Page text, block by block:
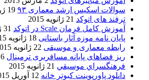
سوالات اسکیس ارشد معماری ۹۳
19 ژوئن 2015
ترفند های اتوکد 21 ژانویه 2015
آموزش کامل فرمان Scale در اتوکد
31 ژانویه 2016
پایان نامه موزه آثار باستانی 18 ژانویه 2015
رابطه معماری و موسیقی 22 ژانویه 2015
ریز فضاهای پایانه مسافربری ترمینال 6 آوریل 2015
فرهنگسراي موسيقي 21 ژانویه 2015
دانلود پاورپوینت کبوتر خانه 12 آوریل 2015